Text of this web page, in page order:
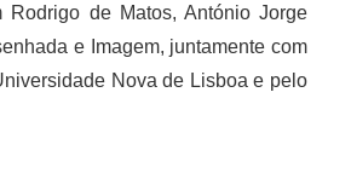
de Matos, António Jorge
e Imagem, juntamente com
Nova de Lisboa e pelo